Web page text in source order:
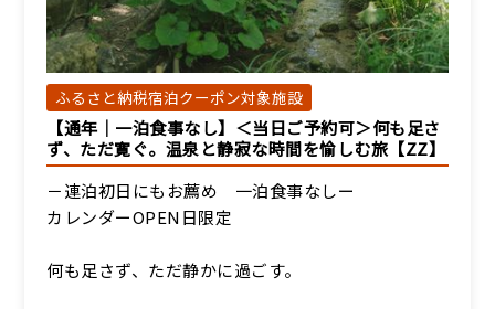
ふるさと納税宿泊クーポン対象施設
【通年｜一泊食事なし】＜当日ご予約可＞何も足さ
ず、ただ寛ぐ。温泉と静寂な時間を愉しむ旅【ZZ】
－連泊初日にもお薦め 一泊食事なしー
カレンダーOPEN日限定
何も足さず、ただ静かに過ごす。